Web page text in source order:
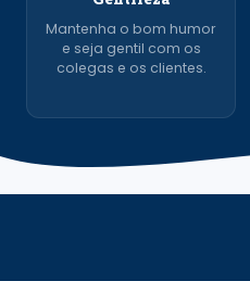
Mantenha o bom humor
e seja gentil com os
colegas e os clientes.